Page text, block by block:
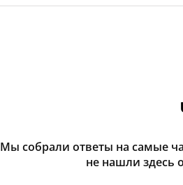
Мы собрали ответы на самые
не нашли здесь